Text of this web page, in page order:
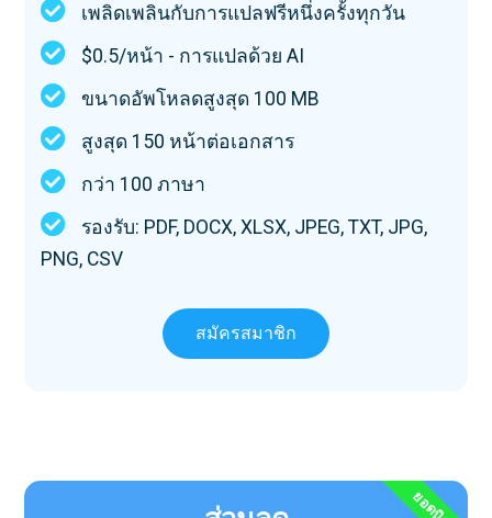
เพลิดเพลินกับการแปลฟรีหนึ่งครั้งทุกวัน
$0.5/หน้า - การแปลด้วย AI
ขนาดอัพโหลดสูงสุด 100 MB
สูงสุด 150 หน้าต่อเอกสาร
กว่า 100 ภาษา
รองรับ: PDF, DOCX, XLSX, JPEG, TXT, JPG,
PNG, CSV
สมัครสมาชิก